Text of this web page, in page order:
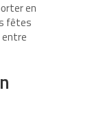
en
fêtes
entre